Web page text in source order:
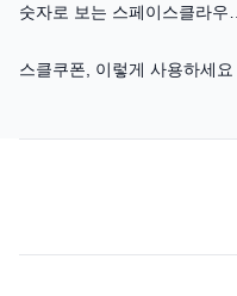
숫자로 보는 스페이스클라우드
스클쿠폰, 이렇게 사용하세요